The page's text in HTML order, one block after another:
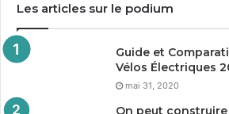
Les articles sur le podium
Guide et
Vélos Électriques
mai 31, 2020
On peut